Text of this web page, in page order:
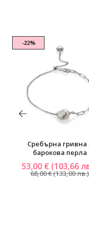
-22%
Сребърна гривна
барокова перла
53,00 € (103,66
68,00 € (133,00 лв.)